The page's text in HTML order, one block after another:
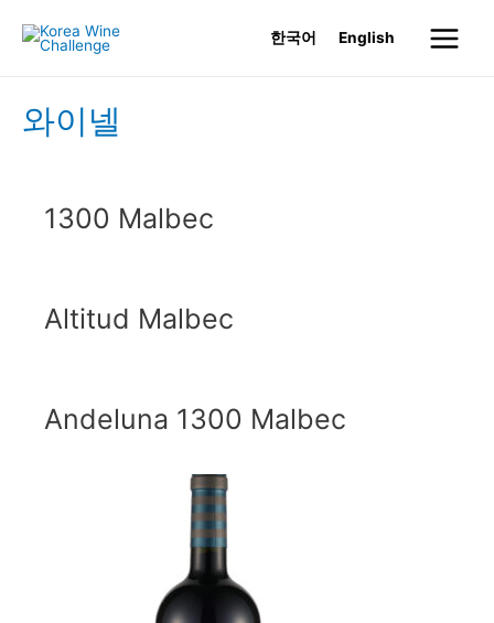
한국어 English
Main
와이넬
1300 Malbec
Altitud Malbec
Andeluna 1300 Malbec